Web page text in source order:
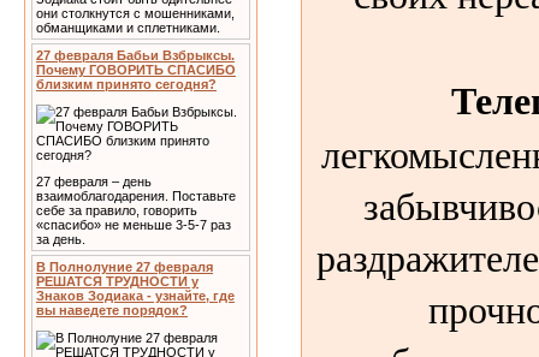
они столкнутся с мошенниками,
обманщиками и сплетниками.
27 февраля Бабьи Взбрыксы.
Почему ГОВОРИТЬ СПАСИБО
близким принято сегодня?
27 февраля – день
взаимоблагодарения. Поставьте
себе за правило, говорить
«спасибо» не меньше 3-5-7 раз
за день.
В Полнолуние 27 февраля
РЕШАТСЯ ТРУДНОСТИ у
Знаков Зодиака - узнайте, где
вы наведете порядок?